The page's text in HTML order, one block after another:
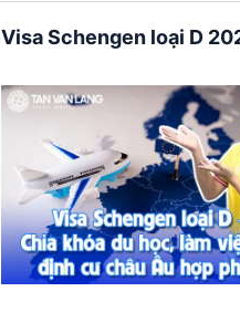
Visa Schengen loại D